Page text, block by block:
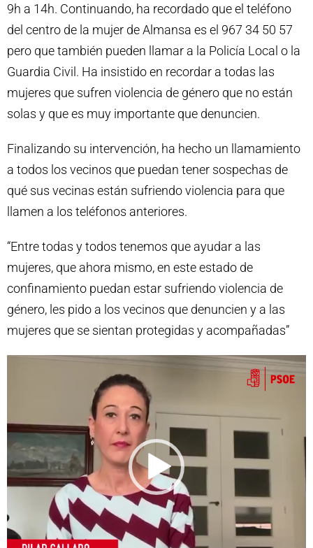
9h a 14h. Continuando, ha recordado que el teléfono
del centro de la mujer de Almansa es el 967 34 50 57
pero que también pueden llamar a la Policía Local o la
Guardia Civil. Ha insistido en recordar a todas las
mujeres que sufren violencia de género que no están
solas y que es muy importante que denuncien.
Finalizando su intervención, ha hecho un llamamiento
a todos los vecinos que puedan tener sospechas de
qué sus vecinas están sufriendo violencia para que
llamen a los teléfonos anteriores.
“Entre todas y todos tenemos que ayudar a las
mujeres, que ahora mismo, en este estado de
confinamiento puedan estar sufriendo violencia de
género, les pido a los vecinos que denuncien y a las
mujeres que se sientan protegidas y acompañadas”
r
o
d
u
c
t